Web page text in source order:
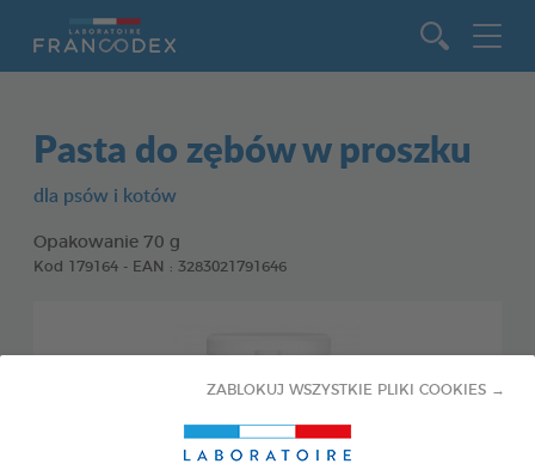
ZABLOKUJ WSZYSTKIE PLIKI COOKIES →
Pasta do zębów w proszku
dla psów i kotów
Opakowanie 70 g
Kod 179164 - EAN : 3283021791646